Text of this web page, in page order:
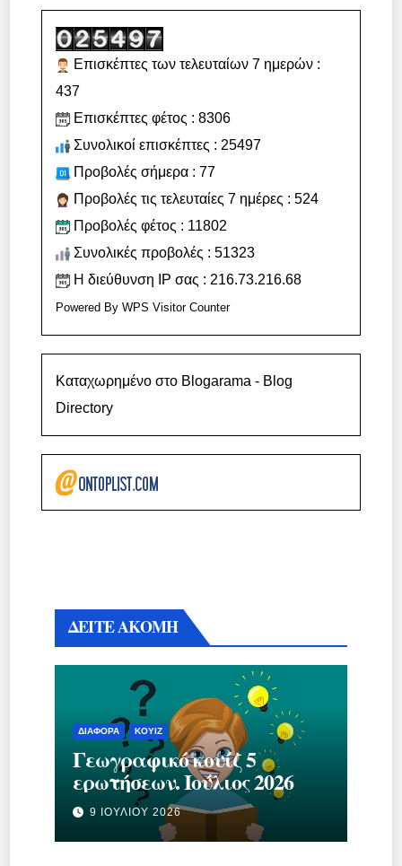
Επισκέπτες των τελευταίων 7 ημερών :
437
Επισκέπτες φέτος : 8306
Συνολικοί επισκέπτες : 25497
Προβολές σήμερα : 77
Προβολές τις τελευταίες 7 ημέρες : 524
Προβολές φέτος : 11802
Συνολικές προβολές : 51323
Η διεύθυνση IP σας : 216.73.216.68
Powered ByWPS Visitor Counter
Καταχωρημένο στο Blogarama - Blog
Directory
ΔΕΙΤΕ ΑΚΟΜΗ
ΔΙΆΦΟΡΑ ΚΟΥΊΖ
Γεωγραφικό κουίζ 5
ερωτήσεων. Ιούλιος 2026
9 ΙΟΥΛΊΟΥ 2026